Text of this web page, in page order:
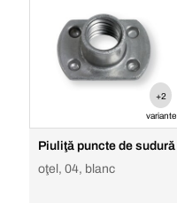
+2
variante
Piuliţă puncte de sudură
oţel, 04, blanc